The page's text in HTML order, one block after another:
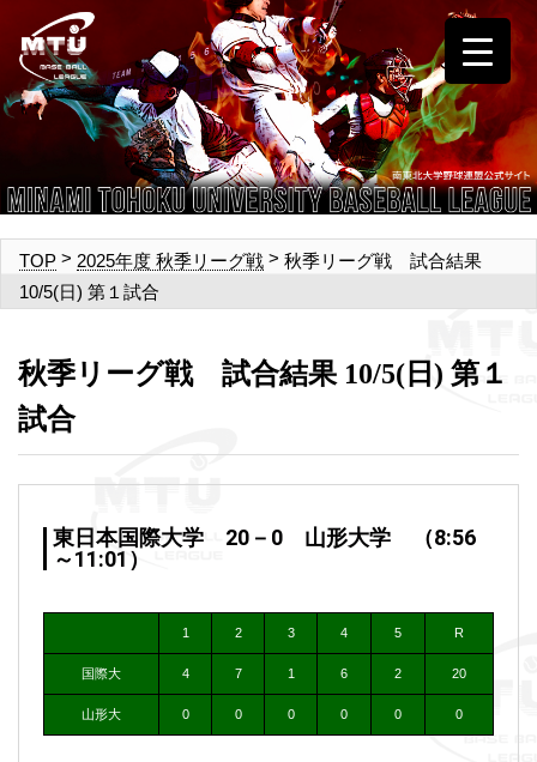
TOP > 2025年度 秋季リーグ戦 > 秋季リーグ戦 試合結果
10/5(日) 第１試合
秋季リーグ戦 試合結果 10/5(日) 第１
試合
東日本国際大学 20－0 山形大学 （8:56
～11:01）
1 2 3 4 5 R
国際大 4 7 1 6 2 20
山形大 0 0 0 0 0 0